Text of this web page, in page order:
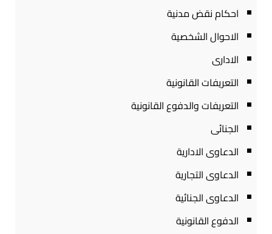
احكام نقض مدنية
الاحوال الشخصية
الادارى
التعريفات القانونية
التعريفات والدفوع القانونية
الجنائى
الدعاوى الادارية
الدعاوى التجارية
الدعاوى الجنائية
الدفوع القانونية